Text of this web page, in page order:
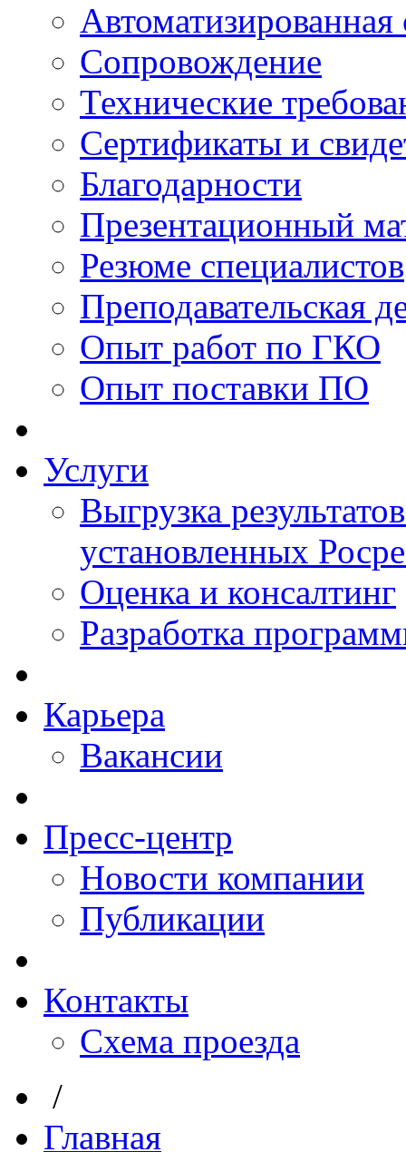
Сопровождение
Технические
Сертификаты и
Благодарности
Презентационный
Резюме специалистов
Преподавательская
Опыт работ по ГКО
Опыт поставки ПО
Услуги
Выгрузка
установленных
Оценка и консалтинг
Разработка
Карьера
Вакансии
Пресс-центр
Новости компании
Публикации
Контакты
Схема проезда
/
Главная